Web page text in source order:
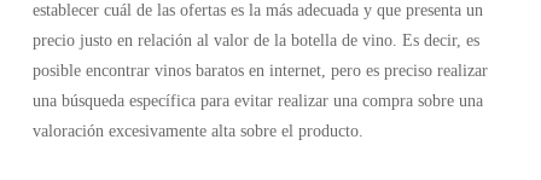
establecer cuál de las ofertas es la más adecuada y que presenta un
precio justo en relación al valor de la botella de vino. Es decir, es
posible encontrar vinos baratos en internet, pero es preciso realizar
una búsqueda específica para evitar realizar una compra sobre una
valoración excesivamente alta sobre el producto.